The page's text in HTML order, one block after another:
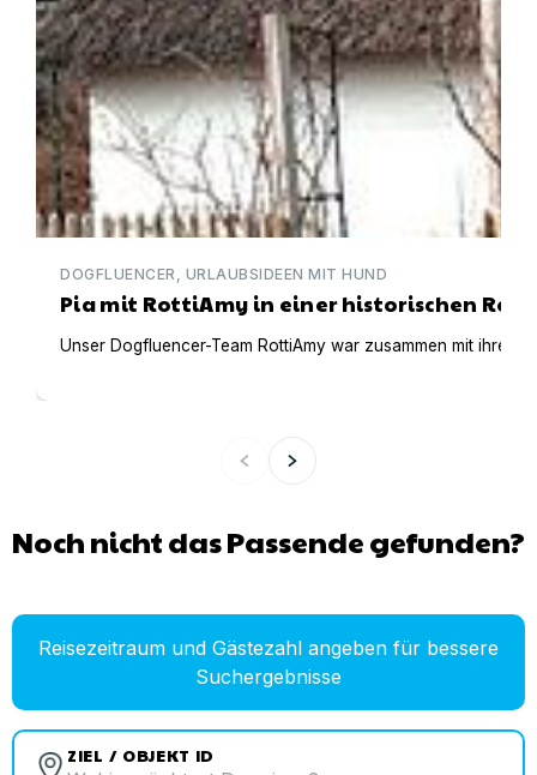
DOGFLUENCER, URLAUBSIDEEN MIT HUND
Pia mit RottiAmy in einer historischen
Unser Dogfluencer-Team RottiAmy war zusammen mit ihren
Noch nicht das Passende gefunden?
Reisezeitraum und Gästezahl angeben für bessere
Suchergebnisse
ZIEL / OBJEKT ID